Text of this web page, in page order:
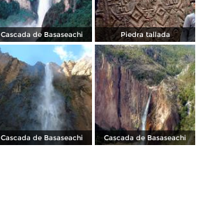
Cascada de Basaseachi Piedra tallada
Cascada de Basaseachi Cascada de Basaseachi